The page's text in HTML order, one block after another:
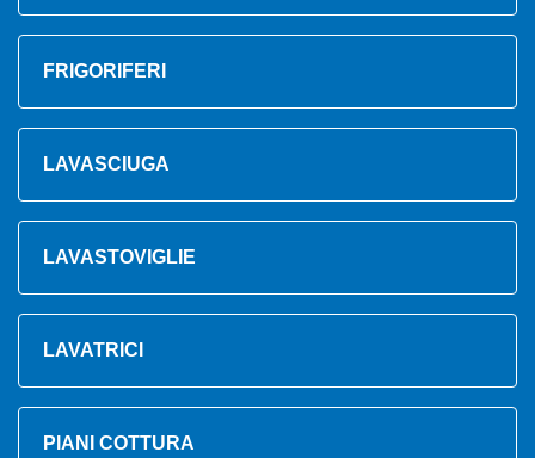
FRIGORIFERI
LAVASCIUGA
LAVASTOVIGLIE
LAVATRICI
PIANI COTTURA